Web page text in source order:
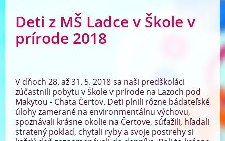
Deti z MŠ Ladce v Škole v
prírode 2018
V dňoch 28. až 31. 5. 2018 sa naši predškoláci
zúčastnili pobytu v Škole v prírode na Lazoch pod
Makytou - Chata Čertov. Deti plnili rôzne bádateľské
úlohy zamerané na environmentálnu výchovu,
spoznávali krásne okolie na Čertove, súťažili, hľadali
stratený poklad, chytali ryby a svoje postrehy si